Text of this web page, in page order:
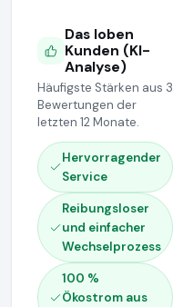
Das loben
Kunden (KI-
Analyse)
Häufigste Stärken aus 3
Bewertungen der
letzten 12 Monate.
Hervorragender
Service
Reibungsloser
und einfacher
Wechselprozess
100 %
Ökostrom aus